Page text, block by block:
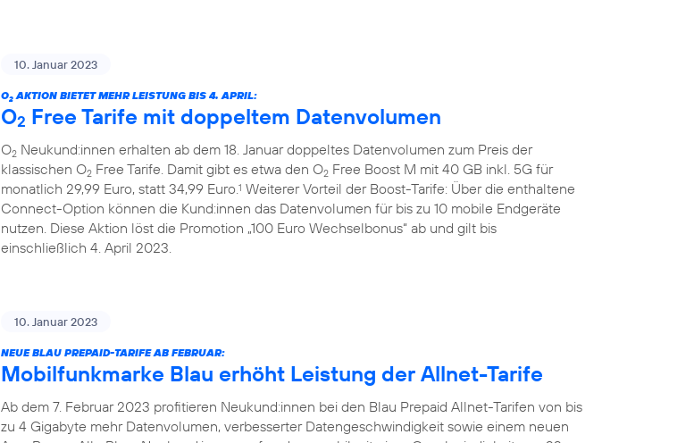
10. Januar 2023
O2 AKTION BIETET MEHR LEISTUNG BIS 4. APRIL:
O2 Free Tarife mit doppeltem Datenvolumen
O2 Neukund:innen erhalten ab dem 18. Januar doppeltes Datenvolumen zum Preis der
klassischen O2 Free Tarife. Damit gibt es etwa den O2 Free Boost M mit 40 GB inkl. 5G für
monatlich 29,99 Euro, statt 34,99 Euro.1 Weiterer Vorteil der Boost-Tarife: Über die enthaltene
Connect-Option können die Kund:innen das Datenvolumen für bis zu 10 mobile Endgeräte
nutzen. Diese Aktion löst die Promotion „100 Euro Wechselbonus“ ab und gilt bis
einschließlich 4. April 2023.
10. Januar 2023
NEUE BLAU PREPAID-TARIFE AB FEBRUAR:
Mobilfunkmarke Blau erhöht Leistung der Allnet-Tarife
Ab dem 7. Februar 2023 profitieren Neukund:innen bei den Blau Prepaid Allnet-Tarifen von bis
zu 4 Gigabyte mehr Datenvolumen, verbesserter Datengeschwindigkeit sowie einem neuen